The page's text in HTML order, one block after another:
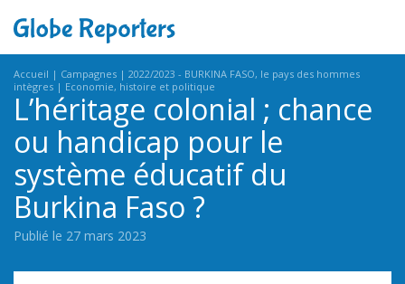
Accueil Campagnes
2022/2023 - BURKINA FASO, le pays des hommes
intègres
Economie, histoire et politique
L’héritage colonial ; chance
ou handicap pour le
système éducatif du
Burkina Faso ?
Publié le 27 mars 2023